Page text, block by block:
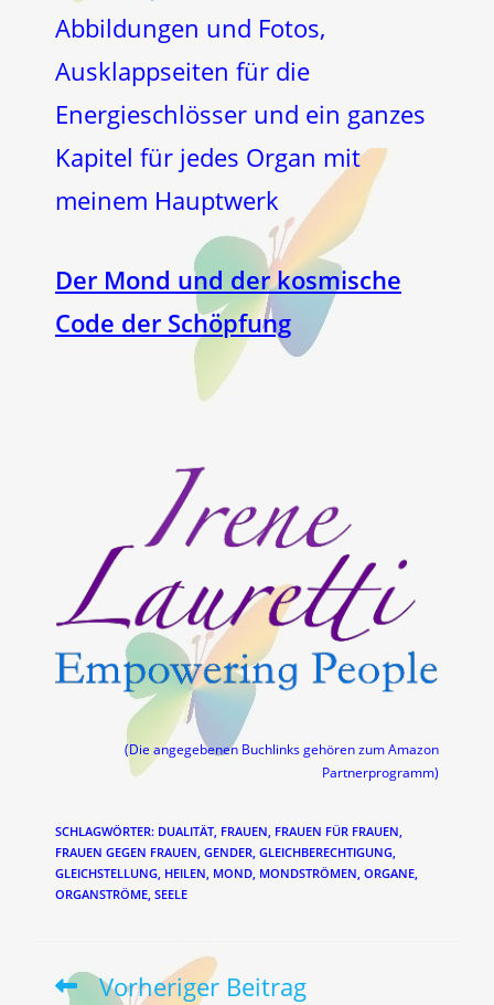
Abbildungen und Fotos,
Ausklappseiten für die
Energieschlösser und ein ganzes
Kapitel für jedes Organ mit
meinem Hauptwerk
Der Mond und der kosmische
Code der Schöpfung
(Die angegebenen Buchlinks gehören zum Amazon
Partnerprogramm)
SCHLAGWÖRTER: DUALITÄT, FRAUEN, FRAUEN FÜR FRAUEN,
FRAUEN GEGEN FRAUEN, GENDER, GLEICHBERECHTIGUNG,
GLEICHSTELLUNG, HEILEN, MOND, MONDSTRÖMEN, ORGANE,
ORGANSTRÖME, SEELE
WeitereVorheriger Beitrag